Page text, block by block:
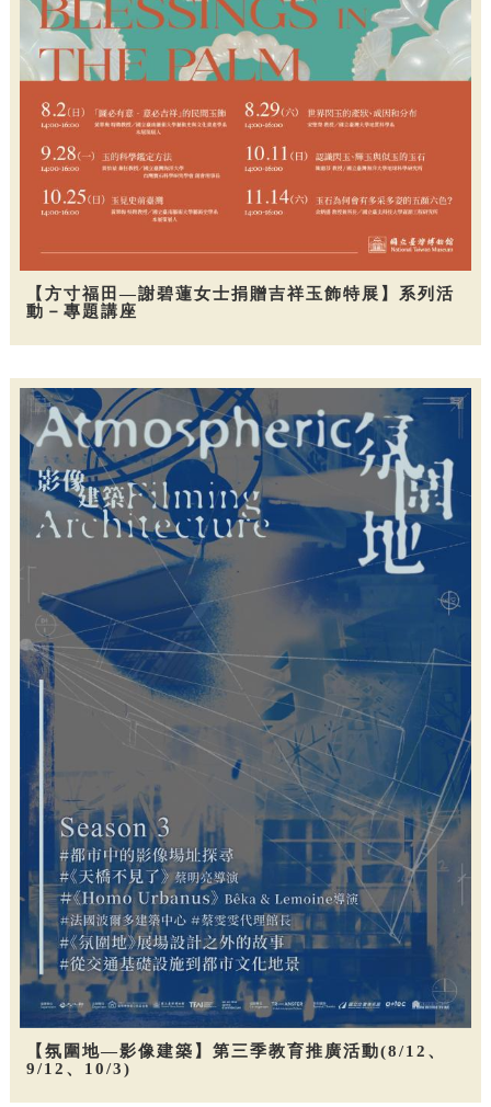
【方寸福田—謝碧蓮女士捐贈吉祥玉飾特展】系列活
動－專題講座
【氛圍地—影像建築】第三季教育推廣活動(8/12、
9/12、10/3)